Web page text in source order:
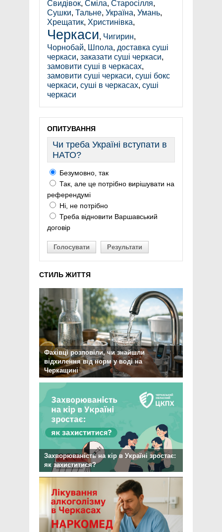
Свидівок, Сміла, Старосілля,
Сушки, Тальне, Україна, Умань,
Хрещатик, Христинівка,
Черкаси, Чигирин,
Чорнобай, Шпола, доставка суші
черкаси, заказати суші черкаси,
замовити суші в черкасах,
замовити суші черкаси, суші бокс
черкаси, суші в черкасах, суші
черкаси
ОПИТУВАННЯ
Чи треба Україні вступати в
НАТО?
Безумовно, так
Так, але це потрібно вирішувати на
референдумі
Ні, не потрібно
Треба відновити Варшавський
договір
Голосувати Результати
СТИЛЬ ЖИТТЯ
Фахівці розповіли, чи знайшли
відхилення від норм у воді на
Черкащині
Захворюваність на кір в Україні зростає:
як захиститися?